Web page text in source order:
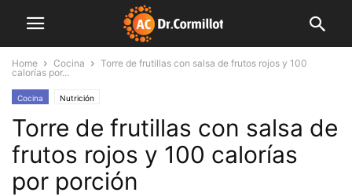
Home Cocina
Torre de frutillas con salsa de frutos rojos y 100
calorías por...
Cocina Nutrición
Torre de frutillas con salsa de
frutos rojos y 100 calorías
por porción